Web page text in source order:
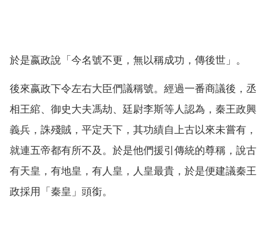
於是嬴政說「今名號不更，無以稱成功，傳後世」。
後來嬴政下令左右大臣們議稱號。經過一番商議後，丞
相王綰、御史大夫馮劫、廷尉李斯等人認為，秦王政興
義兵，誅殘賊，平定天下，其功績自上古以來未嘗有，
就連五帝都有所不及。於是他們援引傳統的尊稱，說古
有天皇，有地皇，有人皇，人皇最貴，於是便建議秦王
政採用「秦皇」頭銜。